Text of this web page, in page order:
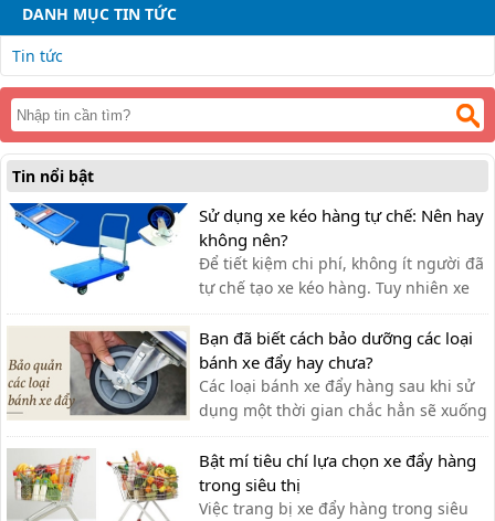
DANH MỤC TIN TỨC
Tin tức
Tin nổi bật
Sử dụng xe kéo hàng tự chế: Nên hay
không nên?
Để tiết kiệm chi phí, không ít người đã
tự chế tạo xe kéo hàng. Tuy nhiên xe
kéo hàng tự chế có ưu nhược điểm gì,
có nên dùng hay không?
Bạn đã biết cách bảo dưỡng các loại
bánh xe đẩy hay chưa?
Các loại bánh xe đẩy hàng sau khi sử
dụng một thời gian chắc hẳn sẽ xuống
cấp và không thể vận hành một cách
linh hoạt,do đó ta cần có cách bảo
dưỡng chính xác
Bật mí tiêu chí lựa chọn xe đẩy hàng
trong siêu thị
Việc trang bị xe đẩy hàng trong siêu